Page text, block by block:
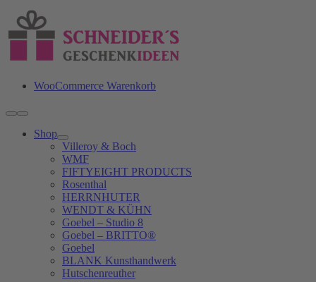
Inhalt
springen
WooCommerce Warenkorb
Toggle
Navigation
Shop
Villeroy & Boch
WMF
FIFTYEIGHT PRODUCTS
Rosenthal
HERRNHUTER
WENDT & KÜHN
Goebel – Studio 8
Goebel – BRITTO®
Goebel
BLANK Kunsthandwerk
Hutschenreuther